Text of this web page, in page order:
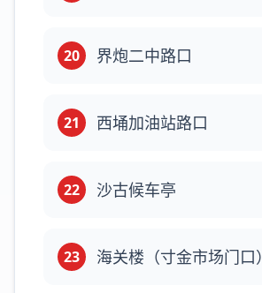
20 界炮二中路口
21 西埇加油站路口
22 沙古候车亭
23 海关楼（寸金市场门口）